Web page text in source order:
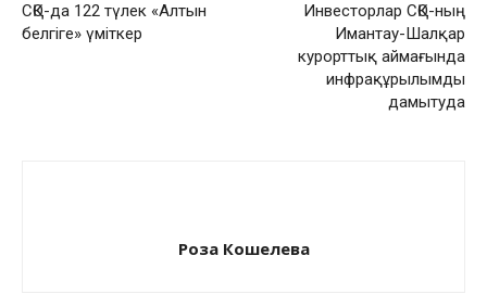
СҚО-да 122 түлек «Алтын
белгіге» үміткер
Инвесторлар СҚО-ның
Имантау-Шалқар
курорттық аймағында
инфрақұрылымды
дамытуда
Роза Кошелева